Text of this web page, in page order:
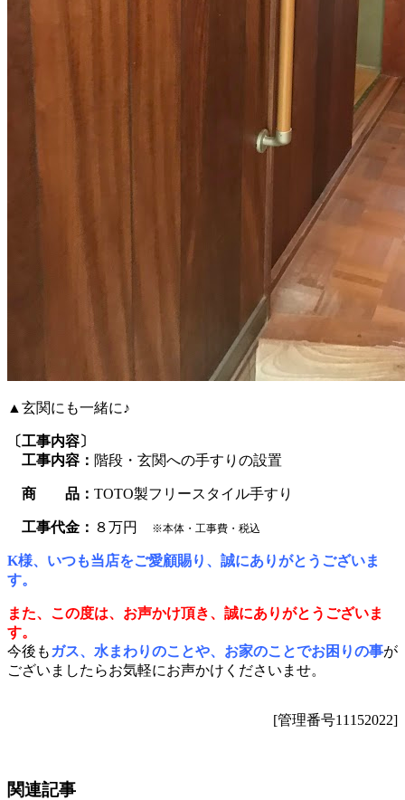
▲玄関にも一緒に♪
〔工事内容〕
工事内容： 階段・玄関への手すりの設置
商 品： TOTO製フリースタイル手すり
工事代金： ８万円 ※本体・工事費・税込
K様、いつも当店をご愛顧賜り、誠にありがとうございま
す。
また、この度は、お声かけ頂き、誠にありがとうございま
す。
今後も ガス、水まわりのことや、お家のことでお困りの事が
ございましたらお気軽にお声かけくださいませ。
[管理番号11152022]
関連記事